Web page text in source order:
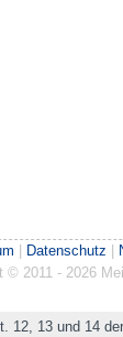
| Datenschutz |
© 2011 - 2026
12, 13 und 14